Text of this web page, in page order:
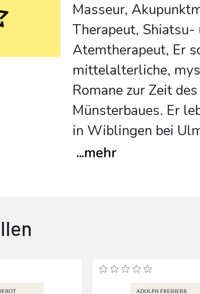
Masseur,
Therapeut, Shiatsu-
Atemtherapeut, Er
mittelalterliche,
Romane zur Zeit
Münsterbaues. Er
in Wiblingen bei
...mehr